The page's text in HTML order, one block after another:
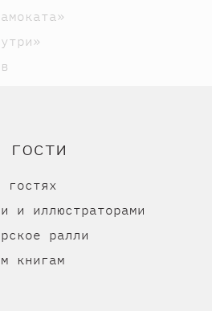
гости
и иллюстраторами
ралли
книгам